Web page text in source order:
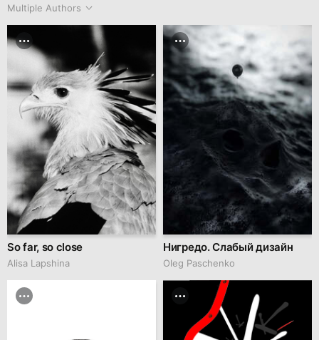
Multiple Authors
So far, so close
Аlisa Lapshina
Нигредо. Слабый дизайн
Oleg Paschenko